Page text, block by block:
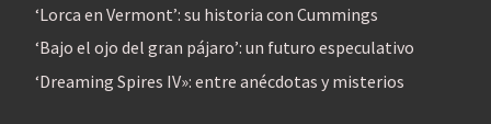
‘Lorca en Vermont’: su historia con Cummings
‘Bajo el ojo del gran pájaro’: un futuro especulativo
‘Dreaming Spires IV»: entre anécdotas y misterios